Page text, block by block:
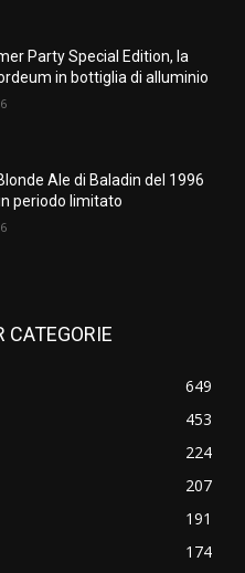
Party Special Edition, la
in bottiglia di alluminio
Ale di Baladin del 1996
periodo limitato
CATEGORIE
649
453
224
207
191
174